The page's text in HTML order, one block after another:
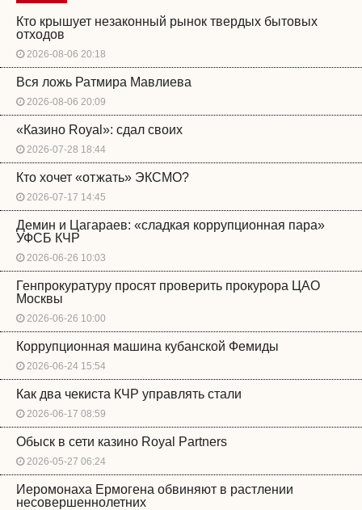
Кто крышует незаконный рынок твердых бытовых
отходов
2026-08-06 20:18
Вся ложь Ратмира Мавлиева
2026-08-06 20:09
«Казино Royal»: сдал своих
2026-07-28 18:44
Кто хочет «отжать» ЭКСМО?
2026-07-17 14:45
Демин и Цагараев: «сладкая коррупционная пара»
УФСБ КЧР
2026-06-26 10:03
Генпрокуратуру просят проверить прокурора ЦАО
Москвы
2026-06-26 10:00
Коррупционная машина кубанской Фемиды
2026-06-24 15:54
Как два чекиста КЧР управлять стали
2026-06-17 08:59
Обыск в сети казино Royal Partners
2026-05-27 06:24
Иеромонаха Ермогена обвиняют в растлении
несовершеннолетних